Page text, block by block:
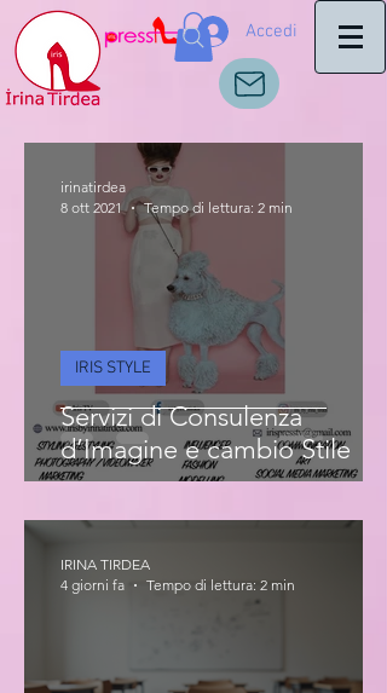
Accedi
Servizi di Consulenza
d’Imagine e cambio Stile
IRIS STYLE
irinatirdea
8 ott 2021
Tempo di lettura: 2 min
IRINA TIRDEA
4 giorni fa
Tempo di lettura: 2 min